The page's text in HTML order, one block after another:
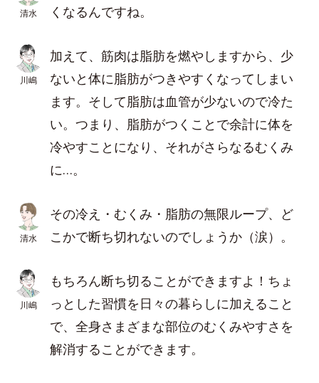
清水
くなるんですね。
川嶋
加えて、筋肉は脂肪を燃やしますから、少
ないと体に脂肪がつきやすくなってしまい
ます。そして脂肪は血管が少ないので冷た
い。つまり、脂肪がつくことで余計に体を
冷やすことになり、それがさらなるむくみ
に…。
清水
その冷え・むくみ・脂肪の無限ループ、ど
こかで断ち切れないのでしょうか（涙）。
川嶋
もちろん断ち切ることができますよ！ちょ
っとした習慣を日々の暮らしに加えること
で、全身さまざまな部位のむくみやすさを
解消することができます。